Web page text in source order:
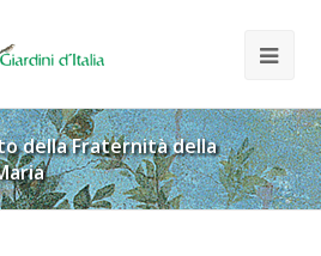
della Fraternità della